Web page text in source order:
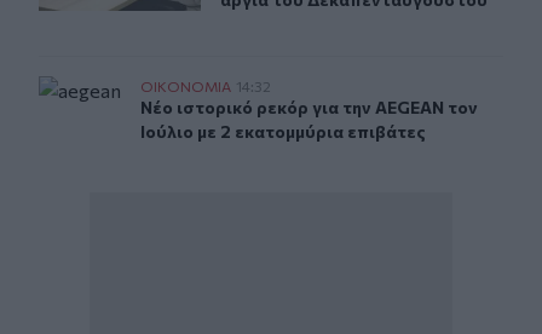
Νέο ιστορικό ρεκόρ για την AEGEAN τον Ιούλιο με 2
ΟΙΚΟΝΟΜΙΑ 14:32
Νέο ιστορικό ρεκόρ για την AEGEAN τον
Νέο ιστορικό ρεκόρ για την AEGEAN τον
Ιούλιο με 2 εκατομμύρια επιβάτες